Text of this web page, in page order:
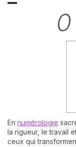
0
En numérologie
la rigueur, le travail
ceux qui